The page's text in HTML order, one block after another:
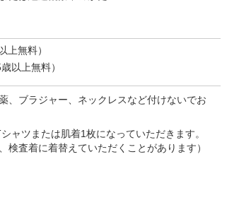
上無料）
以上無料）
、ブラジャー、ネックレスなど付けないでお
ャツまたは肌着1枚になっていただきます。
検査着に着替えていただくことがあります）